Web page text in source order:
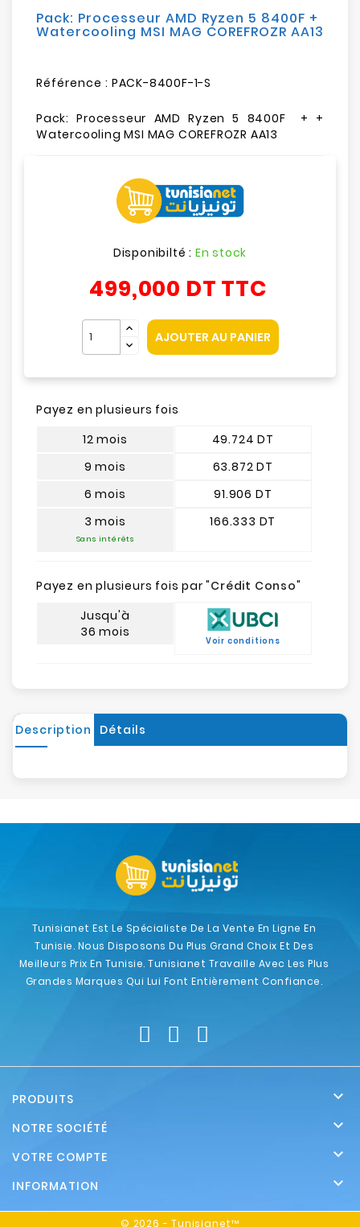
Pack: Processeur AMD Ryzen 5 8400F +
Watercooling MSI MAG COREFROZR AA13
Référence : PACK-8400F-1-S
Pack: Processeur AMD Ryzen 5 8400F + +
Watercooling MSI MAG COREFROZR AA13
Disponibilté : En stock
499,000 DT TTC
AJOUTER AU PANIER
Payez en plusieurs fois
12 mois
9 mois
6 mois
3 mois
Sans intérêts
49.724 DT
63.872 DT
91.906 DT
166.333 DT
Payez en plusieurs fois par "Crédit Conso"
Jusqu'à
36 mois
Voir conditions
Description Détails
Tunisianet Est Le Spécialiste De La Vente En Ligne En
Tunisie. Nous Disposons Du Plus Grand Choix Et Des
Meilleurs Prix En Tunisie. Tunisianet Travaille Avec Les Plus
Grandes Marques Qui Lui Font Entièrement Confiance.
PRODUITS 
NOTRE SOCIÉTÉ 
VOTRE COMPTE 
INFORMATION 
© 2026 - Tunisianet™